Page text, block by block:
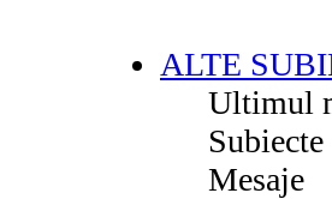
ALTE
Ultimul
Subiecte
Mesaje